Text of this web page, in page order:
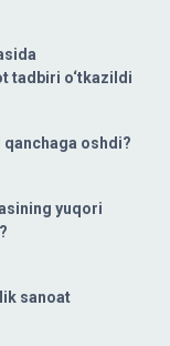
tadbiri o‘tkazildi
qanchaga oshdi?
yuqori
sanoat